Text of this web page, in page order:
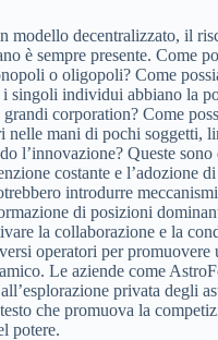
modello decentralizzato, il
è sempre presente. Come
o oligopoli? Come
i singoli individui abbiano la
grandi corporation? Come
nelle mani di pochi soggetti,
l’innovazione? Queste
costante e l’adozione
introdurre
di posizioni
la collaborazione e la
operatori per promuovere
Le aziende come
privata degli
che promuova la
potere.